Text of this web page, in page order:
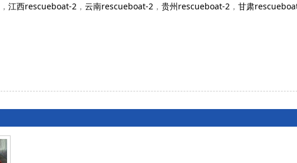
， 江西rescueboat-2 ， 云南rescueboat-2 ， 贵州rescueboat-2 ， 甘肃